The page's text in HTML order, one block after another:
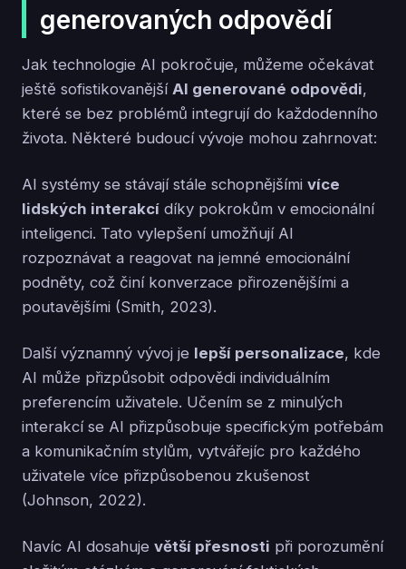
generovaných odpovědí
Jak technologie AI pokročuje, můžeme očekávat
ještě sofistikovanější AI generované odpovědi,
které se bez problémů integrují do každodenního
života. Některé budoucí vývoje mohou zahrnovat:
AI systémy se stávají stále schopnějšími více
lidských interakcí díky pokrokům v emocionální
inteligenci. Tato vylepšení umožňují AI
rozpoznávat a reagovat na jemné emocionální
podněty, což činí konverzace přirozenějšími a
poutavějšími (Smith, 2023).
Další významný vývoj je lepší personalizace, kde
AI může přizpůsobit odpovědi individuálním
preferencím uživatele. Učením se z minulých
interakcí se AI přizpůsobuje specifickým potřebám
a komunikačním stylům, vytvářejíc pro každého
uživatele více přizpůsobenou zkušenost
(Johnson, 2022).
Navíc AI dosahuje větší přesnosti při porozumění